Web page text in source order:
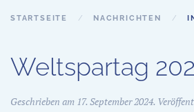
STARTSEITE NACHRICHTEN
Weltspartag
Geschrieben am 17. September 2024.